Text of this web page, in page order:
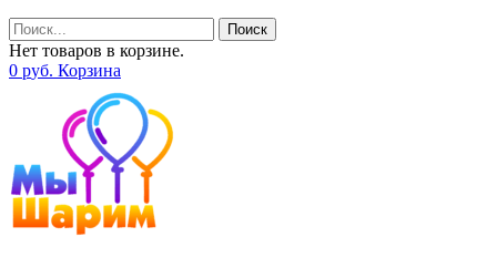
Поиск
Нет товаров в корзине.
0 руб. Корзина